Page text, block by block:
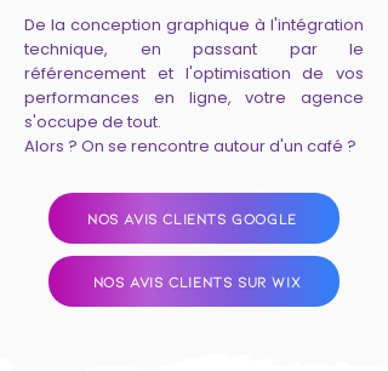
De la conception graphique à l'intégration
technique, en passant par le
référencement et l'optimisation de vos
performances en ligne, votre agence
s'occupe de tout.
Alors ? On se rencontre autour d'un café ?
NOS AVIS CLIENTS GOOGLE
NOS AVIS CLIENTS SUR WIX